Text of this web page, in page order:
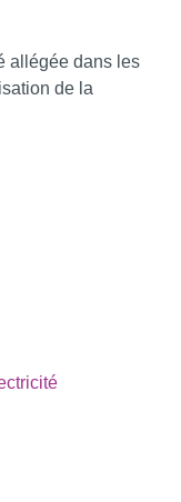
allégée dans les
de la
tricité